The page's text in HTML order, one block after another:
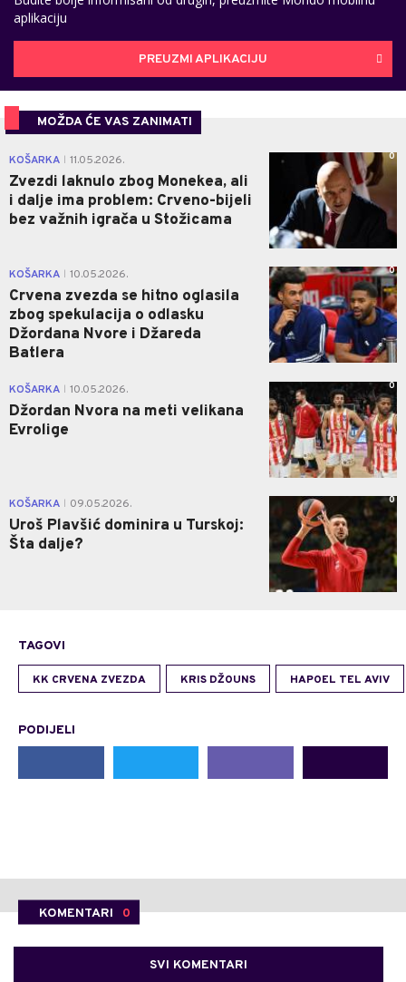
aplikaciju
PREUZMI APLIKACIJU
MOŽDA ĆE VAS ZANIMATI
KOŠARKA 11.05.2026.
Zvezdi laknulo zbog Monekea, ali
i dalje ima problem: Crveno-bijeli
bez važnih igrača u Stožicama
0
KOŠARKA 10.05.2026.
Crvena zvezda se hitno oglasila
zbog spekulacija o odlasku
Džordana Nvore i Džareda
Batlera
0
KOŠARKA 10.05.2026.
Džordan Nvora na meti velikana
Evrolige
0
KOŠARKA 09.05.2026.
Uroš Plavšić dominira u Turskoj:
Šta dalje?
0
TAGOVI
KK CRVENA ZVEZDA KRIS DŽOUNS HAPOEL TEL AVIV
PODIJELI
KOMENTARI 0
SVI KOMENTARI